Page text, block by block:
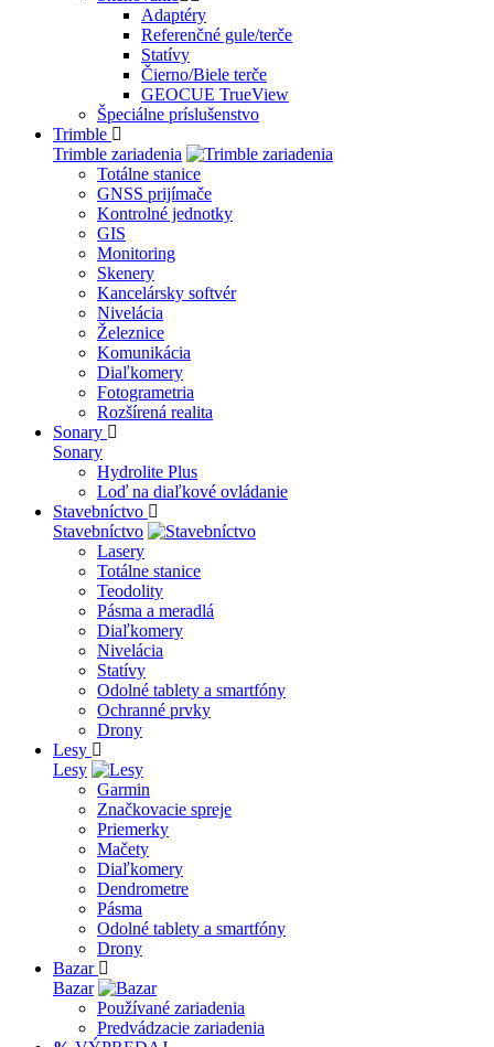
Adaptéry
Referenčné gule/terče
Statívy
Čierno/Biele terče
GEOCUE TrueView
Špeciálne príslušenstvo
Trimble
Trimble zariadenia
Totálne stanice
GNSS prijímače
Kontrolné jednotky
GIS
Monitoring
Skenery
Kancelársky softvér
Nivelácia
Železnice
Komunikácia
Diaľkomery
Fotogrametria
Rozšírená realita
Sonary
Sonary
Hydrolite Plus
Loď na diaľkové ovládanie
Stavebníctvo
Stavebníctvo
Lasery
Totálne stanice
Teodolity
Pásma a meradlá
Diaľkomery
Nivelácia
Statívy
Odolné tablety a smartfóny
Ochranné prvky
Drony
Lesy
Lesy
Garmin
Značkovacie spreje
Priemerky
Mačety
Diaľkomery
Dendrometre
Pásma
Odolné tablety a smartfóny
Drony
Bazar
Bazar
Používané zariadenia
Predvádzacie zariadenia